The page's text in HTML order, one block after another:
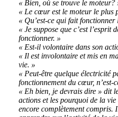
« Bien, où se trouve le moteur?
« Le cœur est le moteur le plus
« Qu’est-ce qui fait
« Je suppose que c’est l’esprit
fonctionner. »
« Est-il volontaire dans son
« Il est involontaire et mis en
vie. »
« Peut-être quelque électricité
fonctionnement du cœur, n’est-
« Eh bien, je devrais dire » dit
actions et les pourquoi de la
encore complètement compris.